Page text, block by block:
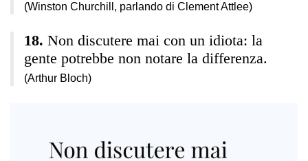
(Winston Churchill, parlando di Clement Attlee)
Non discutere mai con un idiota: la
gente potrebbe non notare la differenza.
(Arthur Bloch)